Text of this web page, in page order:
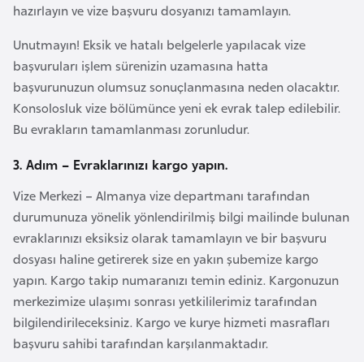
hazırlayın ve vize başvuru dosyanızı tamamlayın.
Unutmayın! Eksik ve hatalı belgelerle yapılacak vize
başvuruları işlem sürenizin uzamasına hatta
başvurunuzun olumsuz sonuçlanmasına neden olacaktır.
Konsolosluk vize bölümünce yeni ek evrak talep edilebilir.
Bu evrakların tamamlanması zorunludur.
3. Adım – Evraklarınızı kargo yapın.
Vize Merkezi – Almanya vize departmanı tarafından
durumunuza yönelik yönlendirilmiş bilgi mailinde bulunan
evraklarınızı eksiksiz olarak tamamlayın ve bir başvuru
dosyası haline getirerek size en yakın şubemize kargo
yapın. Kargo takip numaranızı temin ediniz. Kargonuzun
merkezimize ulaşımı sonrası yetkililerimiz tarafından
bilgilendirileceksiniz. Kargo ve kurye hizmeti masrafları
başvuru sahibi tarafından karşılanmaktadır.
a
n
y
a
İ
r
a
i
l
İ
s
v